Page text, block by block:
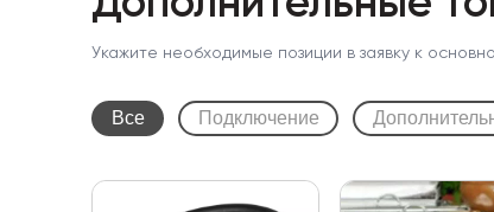
Укажите необходимые позиции в заявку к
Все Подключение